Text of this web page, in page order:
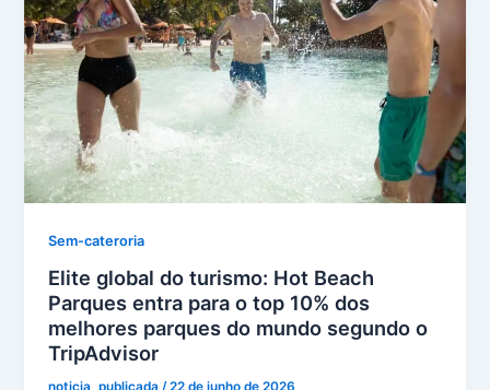
Sem-cateroria
Elite global do turismo: Hot Beach
Parques entra para o top 10% dos
melhores parques do mundo segundo o
TripAdvisor